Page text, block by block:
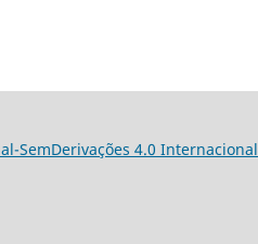
SemDerivações 4.0 Internacional